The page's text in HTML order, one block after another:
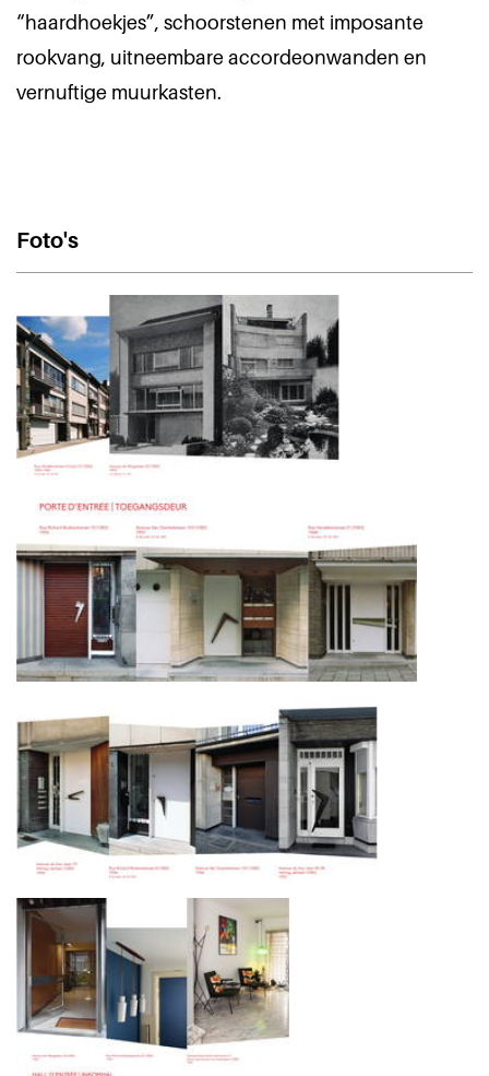
“haardhoekjes”, schoorstenen met imposante
rookvang, uitneembare accordeonwanden en
vernuftige muurkasten.
Foto's